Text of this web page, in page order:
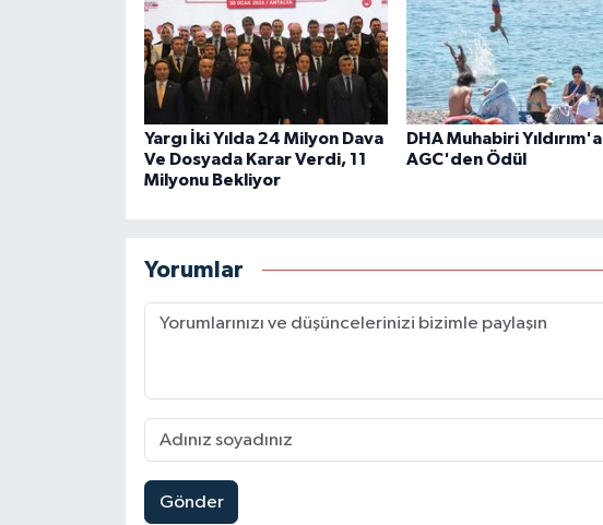
Yargı İki Yılda 24 Milyon Dava
Ve Dosyada Karar Verdi, 11
Milyonu Bekliyor
DHA Muhabiri Yıldırım'a
AGC'den Ödül
Yorumlar
Gönder